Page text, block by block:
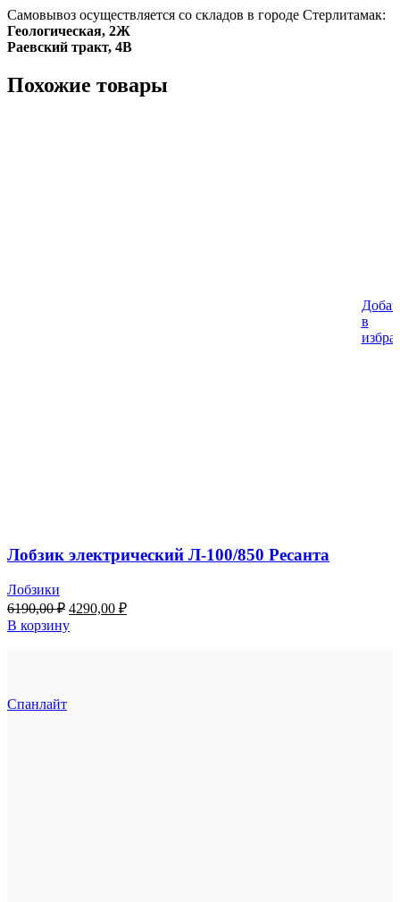
Самовывоз осуществляется со складов в городе Стерлитамак:
Геологическая, 2Ж
Раевский тракт, 4В
Похожие товары
в
Лобзик электрический Л-100/850 Ресанта
Лобзики
6190,00₽ Первоначальная
цена
составляла
4290,00 ₽Текущая
В корзину
Спанлайт